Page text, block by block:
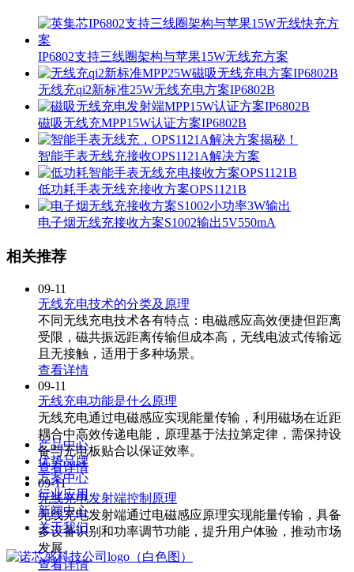
IP6802支持三线圈架构与苹果15W无线充方案
无线充qi2新标准25W无线充电方案IP6802B
磁吸无线充MPP15W认证方案IP6802B
智能手表无线充接收OPS1121A解决方案
低功耗手表无线充接收方案OPS1121B
电子烟无线充接收方案S1002输出5V550mA
相关推荐
09-11
无线充电技术的分类及原理
不同无线充电技术各有特点：电磁感应高效便捷但距离
受限，磁共振远距离传输但成本高，无线电波式传输远
且无接触，适用于多种场景。
查看详情
09-11
无线充电功能是什么原理
无线充电通过电磁感应实现能量传输，利用磁场在近距
耦合中高效传递电能，原理基于法拉第定律，需保持设
备与充电板贴合以保证效率。
查看详情
09-11
无线充电发射端控制原理
无线充电发射端通过电磁感应原理实现能量传输，具备
多设备识别和功率调节功能，提升用户体验，推动市场
发展。
查看详情
产品中心
优势品牌
方案中心
行业应用
新闻中心
关于我们